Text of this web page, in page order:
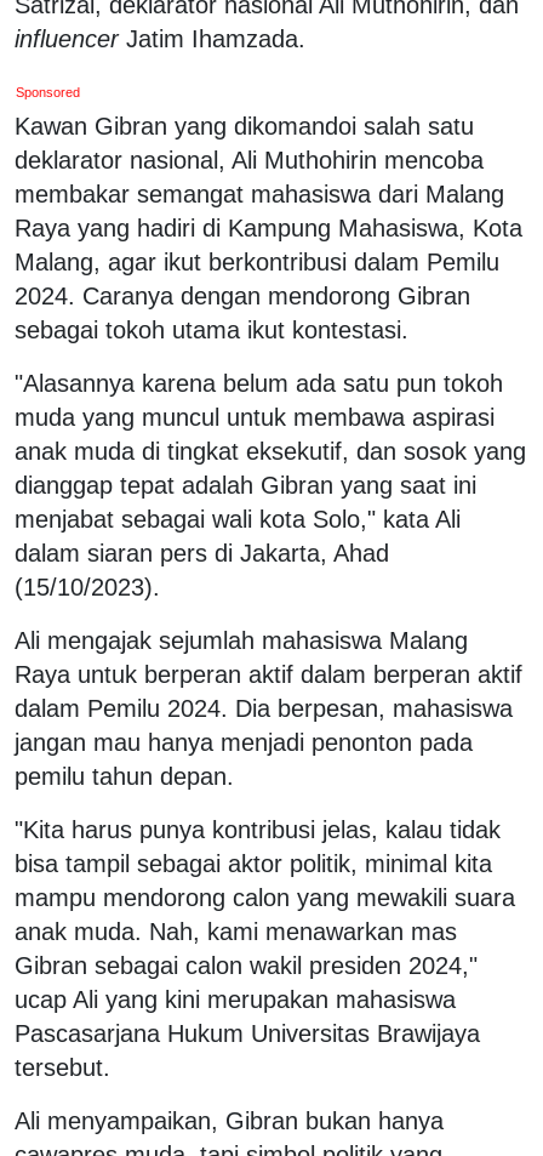
influencerJatim Ihamzada.
Sponsored
Kawan Gibran yang dikomandoi salah satu
deklarator nasional, Ali Muthohirin mencoba
membakar semangat mahasiswa dari Malang
Raya yang hadiri di Kampung Mahasiswa, Kota
Malang, agar ikut berkontribusi dalam Pemilu
2024. Caranya dengan mendorong Gibran
sebagai tokoh utama ikut kontestasi.
"Alasannya karena belum ada satu pun tokoh
muda yang muncul untuk membawa aspirasi
anak muda di tingkat eksekutif, dan sosok yang
dianggap tepat adalah Gibran yang saat ini
menjabat sebagai wali kota Solo," kata Ali
dalam siaran pers di Jakarta, Ahad
(15/10/2023).
Ali mengajak sejumlah mahasiswa Malang
Raya untuk berperan aktif dalam berperan aktif
dalam Pemilu 2024. Dia berpesan, mahasiswa
jangan mau hanya menjadi penonton pada
pemilu tahun depan.
"Kita harus punya kontribusi jelas, kalau tidak
bisa tampil sebagai aktor politik, minimal kita
mampu mendorong calon yang mewakili suara
anak muda. Nah, kami menawarkan mas
Gibran sebagai calon wakil presiden 2024,"
ucap Ali yang kini merupakan mahasiswa
Pascasarjana Hukum Universitas Brawijaya
tersebut.
Ali menyampaikan, Gibran bukan hanya